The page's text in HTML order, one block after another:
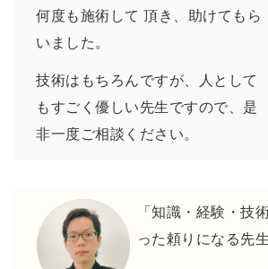
何度も施術して 頂き、助けてもら
いました。
技術はもちろんですが、人として
もすごく優しい先生ですので、是
非一度ご相談ください。
「知識・経験・技
った頼りになる先生